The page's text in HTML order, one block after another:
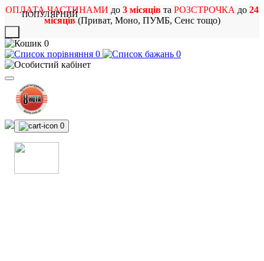
ОПЛАТА ЧАСТИНАМИ до 3 місяців та РОЗСТРОЧКА до 24
місяців(Приват, Моно, ПУМБ, Сенс тощо)
0
0
0
0
ПОПУЛЯРНИЙ